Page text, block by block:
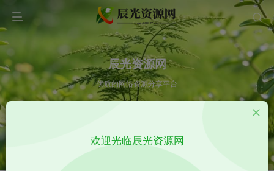
辰光资源网
优质的网络资源分享平台
欢迎光临辰光资源网